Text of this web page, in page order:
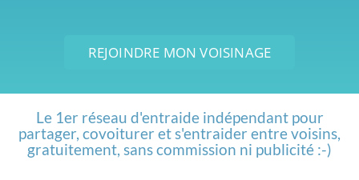
REJOINDRE MON VOISINAGE
Le 1er réseau d'entraide indépendant pour
partager, covoiturer et s'entraider entre voisins,
gratuitement, sans commission ni publicité :-)